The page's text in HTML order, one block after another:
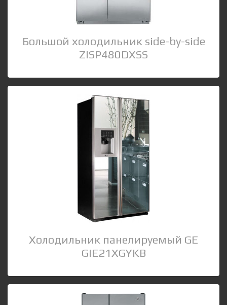
Большой холодильник side-by-side
ZISP480DXSS
Холодильник панелируемый GE
GIE21XGYKB